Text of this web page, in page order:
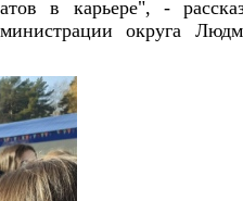
в карьере", -
округа